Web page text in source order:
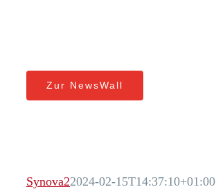
Zur NewsWall
Synova22024-02-15T14:37:10+01:00